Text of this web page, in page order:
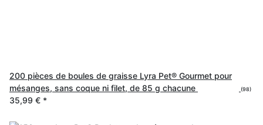
200 pièces de boules de graisse Lyra Pet® Gourmet pour
mésanges, sans coque ni filet, de 85 g chacune
(98)
35,99 € *